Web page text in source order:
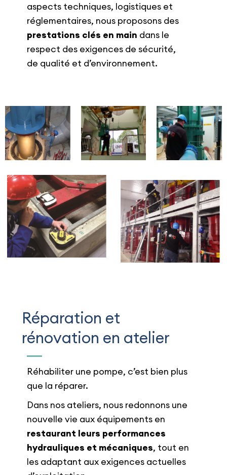
aspects techniques, logistiques et
réglementaires, nous proposons des
prestations clés en main dans le
respect des exigences de sécurité,
de qualité et d’environnement.
Réparation et
rénovation en atelier
Réhabiliter une pompe, c’est bien plus
que la réparer.
Dans nos ateliers, nous redonnons une
nouvelle vie aux équipements en
restaurant leurs performances
hydrauliques et mécaniques, tout en
les adaptant aux exigences actuelles